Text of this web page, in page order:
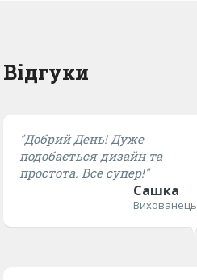
Відгуки
"Добрий День! Дуже
подобається дизайн та
простота. Все супер!"
Сашка
Вихованець